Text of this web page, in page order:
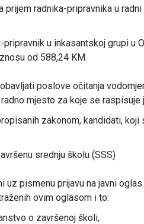
prijem radnika-pripravnika u
pripravnik u inkasantskoj grupi u
od 588,24 KM.
poslove očitanja
mjesto za koje se
zakonom, kandidati,
srednju školu (SSS)
uz pismenu prijavu na javni
ovim oglasom i to:
o završenoj školi,